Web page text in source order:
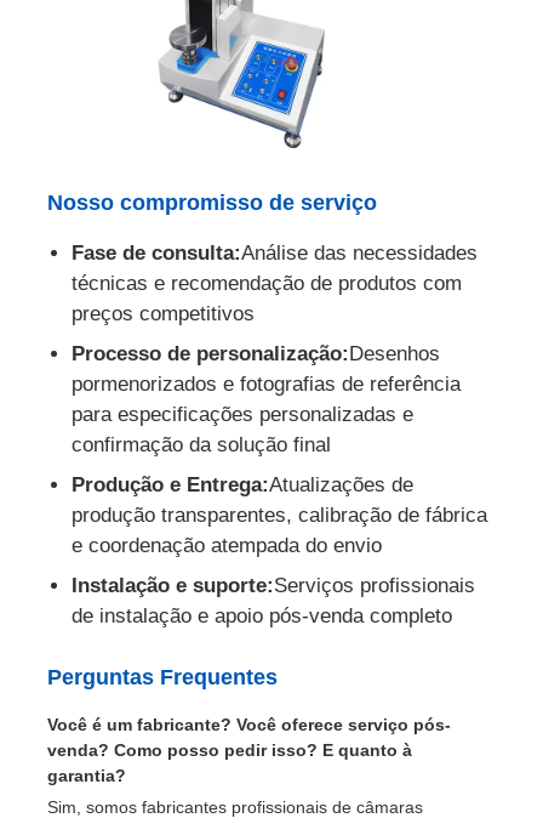
Nosso compromisso de serviço
Fase de consulta:Análise das necessidades
técnicas e recomendação de produtos com
preços competitivos
Processo de personalização:Desenhos
pormenorizados e fotografias de referência
para especificações personalizadas e
confirmação da solução final
Produção e Entrega:Atualizações de
produção transparentes, calibração de fábrica
e coordenação atempada do envio
Instalação e suporte:Serviços profissionais
de instalação e apoio pós-venda completo
Perguntas Frequentes
Você é um fabricante? Você oferece serviço pós-
venda? Como posso pedir isso? E quanto à
garantia?
Sim, somos fabricantes profissionais de câmaras